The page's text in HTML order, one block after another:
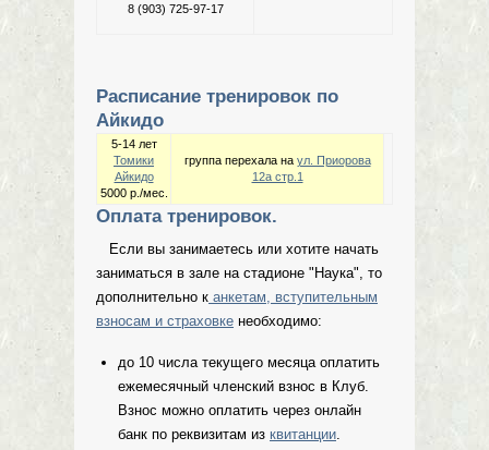
8 (903) 725-97-17
Расписание тренировок по
Айкидо
5-14 лет
Томики
Айкидо
5000 р./мес.
группа перехала на ул. Приорова
12а стр.1
Оплата тренировок.
Если вы занимаетесь или хотите начать
заниматься в зале на стадионе "Наука", то
дополнительно к анкетам, вступительным
взносам и страховке необходимо:
до 10 числа текущего месяца оплатить
ежемесячный членский взнос в Клуб.
Взнос можно оплатить через онлайн
банк по реквизитам из квитанции